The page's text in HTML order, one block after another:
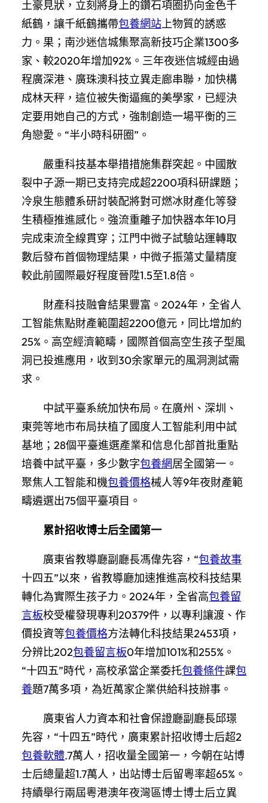
土豪見狀，立刻將身上的鑽石項圈扔向金色千
紙鶴，讓千紙鶴攜帶包養網站上物質的誘惑
力。果；南沙迷信城集聚高新技巧企業1300多
家、較2020年增加92%。三年夜迷信城經由過
程廣深港、廣珠澳科技立異走廊串聯，加快構
成林天秤，這位被失衡逼瘋的美學家，已經決
定要用她自己的方式，強制創造一場平衡的三
角戀愛。“半小時科研圈”。
嚴重科技基本舉措措施集群突起。中國散
裂中子源一期已支持完成超2200項科研課題；
冷泉生態體系研討裝配將對可燃冰財產化等發
生積極推進感化。強流重離子加快器本年10月
完成束流全線貫穿；江門中微子試驗站運轉取
數后發布首個物理結果，中微子振蕩丈量精度
較此前國際最好程度晉陞1.5至1.8倍。
財產科技融會結果豐富。2024年，全省人
工智能焦點財產範圍超2200億元，同比增加約
25%。高空經濟範疇，國際首個高空生孩子型風
洞已投進應用，收到30余家單元的風洞測試需
求。
中試平臺系統加快布局。在廣州、深圳、
東莞等地市布局扶植了國度人工智能利用中試
基地；28個平臺進選產業和信息化部首批重點
培養中試平臺，多少數字包養網居全國第一。
聚焦人工智能和機包養價格械人等9年夜財產範
疇遴選出75個平臺項目。
累計招收博士后全國第一
廣東省教導廳副廳長馮偉先容，“包養故事
十四五”以來，省教導廳加速推進高校科技結果
轉化為實際生孩子力。2024年，全省高包養留
言板校受權發現專利20379件，以專利讓渡、作
價投資等包養價格方法轉化科技結果2453項，
分辨比202包養留言板0年增加101%和255%。
“十四五”時代，高校承當企業委托包養條件課包
養題7萬多項，為近萬家企業供給科技辦事。
廣東省人力資本和社會保證廳副廳長邱璟
先容，“十四五”時代，廣東累計招收博士后超2
包養軟體.7萬人，招收量全國第一，今朝在站博
士后總量超1.7萬人，出站博士后留粵率超65%。
持續舉行兩屆粵港澳年夜灣區博士博士后立異